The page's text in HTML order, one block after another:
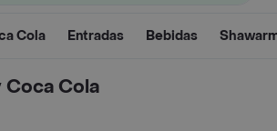
Cola Entradas Bebidas
Cola